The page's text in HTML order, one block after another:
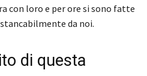
con loro e per ore si sono fatte
da noi.
di questa